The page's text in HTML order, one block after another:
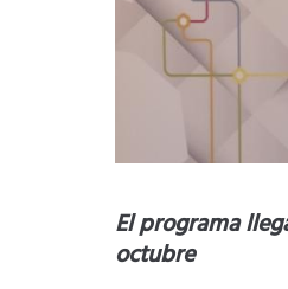
El programa
octubre